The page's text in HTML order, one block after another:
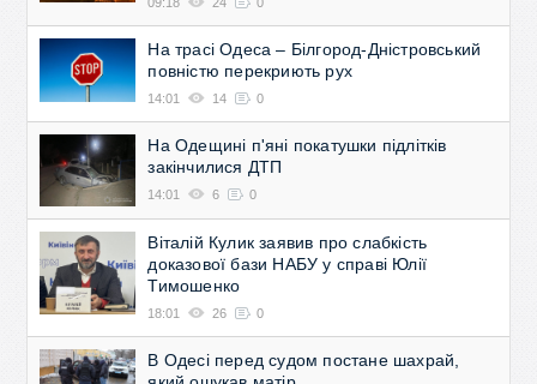
На трасі Одеса – Білгород-Дністровський
повністю перекриють рух
14:01 14 0
На Одещині п'яні покатушки підлітків
закінчилися ДТП
14:01 6 0
Віталій Кулик заявив про слабкість
доказової бази НАБУ у справі Юлії
Тимошенко
18:01 26 0
В Одесі перед судом постане шахрай,